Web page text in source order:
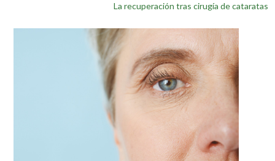
La recuperación tras cirugía de cataratas